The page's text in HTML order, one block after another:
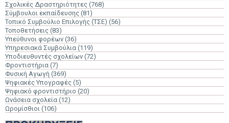
Σχολικές Δραστηριότητες (768)
Σύμβουλοι εκπαίδευσης (81)
Τοπικό Συμβούλιο Επιλογής (ΤΣΕ) (56)
Τοποθετήσεις (83)
Υπεύθυνοι φορέων (36)
Υπηρεσιακά Συμβούλια (119)
Υποδιευθυντές σχολείων (72)
Φροντιστήρια (7)
Φυσική Αγωγή (369)
Ψηφιακές Υπογραφές (5)
Ψηφιακό φροντιστήριο (20)
Ωνάσεια σχολεία (12)
Ωρομίσθιοι (106)